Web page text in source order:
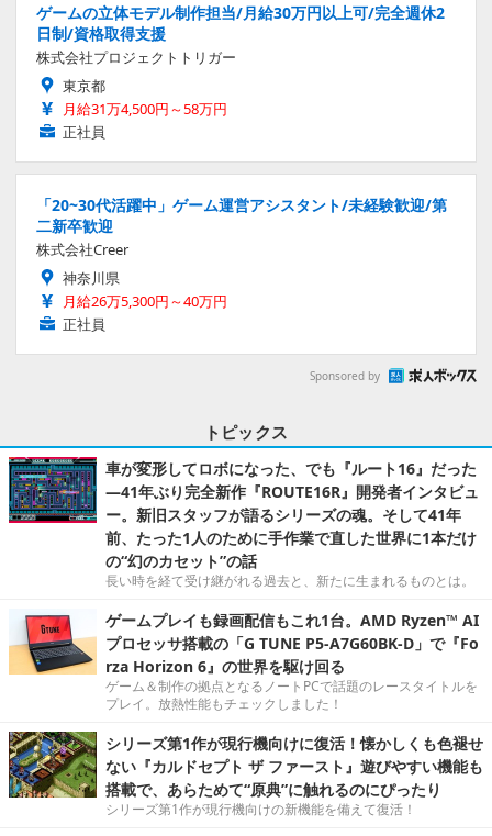
ゲームの立体モデル制作担当/月給30万円以上可/完全週休2
日制/資格取得支援
株式会社プロジェクトトリガー
東京都
月給31万4,500円～58万円
正社員
「20~30代活躍中」ゲーム運営アシスタント/未経験歓迎/第
二新卒歓迎
株式会社Creer
神奈川県
月給26万5,300円～40万円
正社員
Sponsored by
トピックス
車が変形してロボになった、でも『ルート16』だった
―41年ぶり完全新作『ROUTE16R』開発者インタビュ
ー。新旧スタッフが語るシリーズの魂。そして41年
前、たった1人のために手作業で直した世界に1本だけ
の“幻のカセット”の話
長い時を経て受け継がれる過去と、新たに生まれるものとは。
ゲームプレイも録画配信もこれ1台。AMD Ryzen™ AI
プロセッサ搭載の「G TUNE P5-A7G60BK-D」で『Fo
rza Horizon 6』の世界を駆け回る
ゲーム＆制作の拠点となるノートPCで話題のレースタイトルを
プレイ。放熱性能もチェックしました！
シリーズ第1作が現行機向けに復活！懐かしくも色褪せ
ない『カルドセプト ザ ファースト』遊びやすい機能も
搭載で、あらためて“原典”に触れるのにぴったり
シリーズ第1作が現行機向けの新機能を備えて復活！